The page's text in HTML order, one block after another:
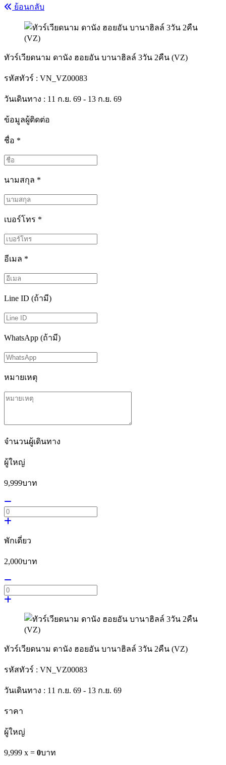
ย้อนกลับ
ทัวร์เวียดนาม ดานัง ฮอยอัน บานาฮิลล์ 3วัน 2คืน (VZ)
รหัสทัวร์ : VN_VZ00083
วันเดินทาง : 11 ก.ย. 69 - 13 ก.ย. 69
ข้อมูลผู้ติดต่อ
ชื่อ *
นามสกุล *
เบอร์โทร *
อีเมล *
Line ID (ถ้ามี)
WhatsApp (ถ้ามี)
หมายเหตุ
จำนวนผู้เดินทาง
ผู้ใหญ่
9,999บาท
พักเดี่ยว
2,000บาท
ทัวร์เวียดนาม ดานัง ฮอยอัน บานาฮิลล์ 3วัน 2คืน (VZ)
รหัสทัวร์ : VN_VZ00083
วันเดินทาง : 11 ก.ย. 69 - 13 ก.ย. 69
ราคา
ผู้ใหญ่
9,999 x = 0บาท